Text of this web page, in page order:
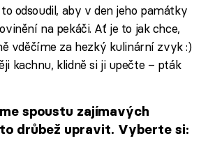
odsoudil, aby v den jeho památky
na pekáči. Ať je to jak chce,
vděčíme za hezký kulinární zvyk :)
kachnu, klidně si ji upečte – pták
spoustu zajímavých
drůbež upravit. Vyberte si: